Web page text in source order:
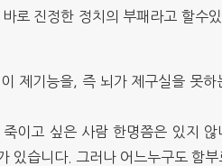
로 진정한 정치의 부패라고 할수
제기능을, 즉 뇌가 제구실을 못하
이고 싶은 사람 한명쯤은 있지
있습니다. 그러나 어느누구도 함부